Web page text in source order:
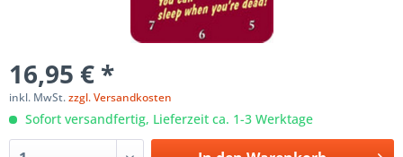
16,95 € *
inkl. MwSt.zzgl. Versandkosten
Sofort versandfertig, Lieferzeit ca. 1-3 Werktage